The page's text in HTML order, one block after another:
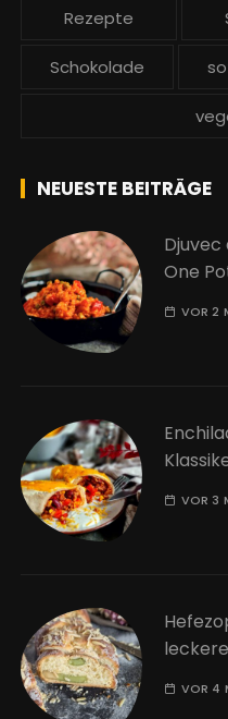
Rezepte
Schokolade
NEUESTE BEITRÄGE
Djuvec
One
VOR 2
VOR 3
VOR 4